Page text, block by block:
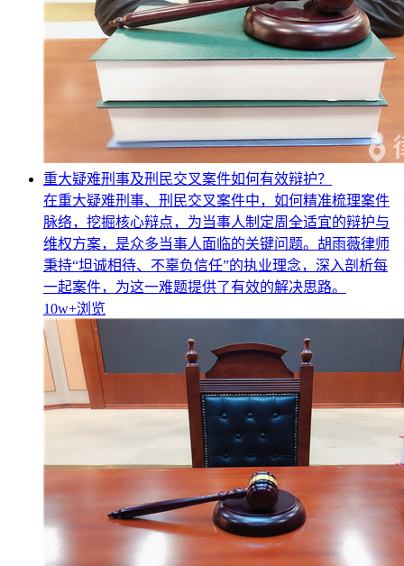
重大疑难刑事及刑民交叉案件如何有效辩护？
在重大疑难刑事、刑民交叉案件中，如何精准梳理案件
脉络，挖掘核心辩点，为当事人制定周全适宜的辩护与
维权方案，是众多当事人面临的关键问题。胡雨薇律师
秉持“坦诚相待、不辜负信任”的执业理念，深入剖析每
一起案件，为这一难题提供了有效的解决思路。
10w+浏览